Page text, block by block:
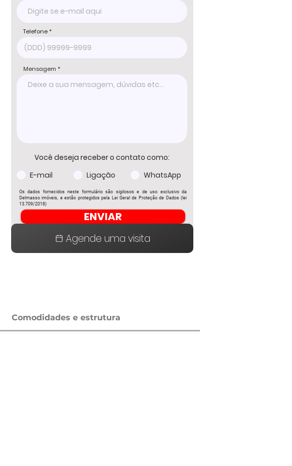
Telefone
Mensagem
Você deseja receber o contato como:
E-mail
Ligação WhatsApp
Os dados fornecidos neste formulário são sigilosos e de uso exclusivo da
Delmasso imóveis, e estão protegidos pela Lei Geral de Proteção de Dados (lei
13.709/2018)
ENVIAR
Agende uma visita
Comodidades e estrutura